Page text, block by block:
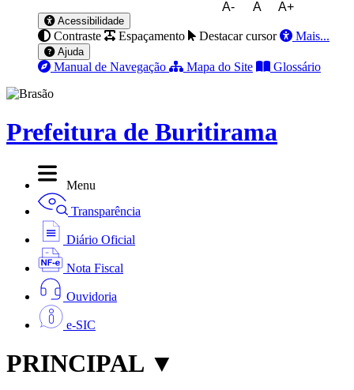
A- A A+
Acessibilidade
Contraste Espaçamento Destacar cursor Mais...
Ajuda
Manual de Navegação Mapa do Site Glossário
Prefeitura de Buritirama
Menu
Transparência
Diário Oficial
Nota Fiscal
Ouvidoria
e-SIC
PRINCIPAL ▼